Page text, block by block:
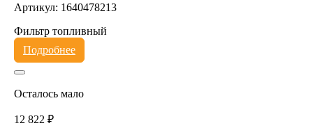
Артикул: 1640478213
Фильтр топливный
Подробнее
Осталось мало
12 822 ₽